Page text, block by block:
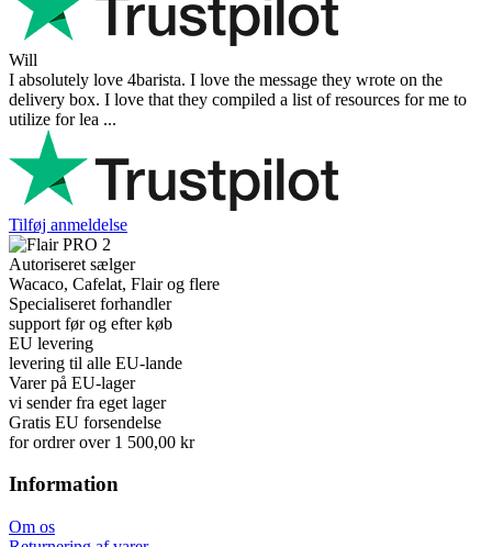
Will
I absolutely love 4barista. I love the message they wrote on the
delivery box. I love that they compiled a list of resources for me to
utilize for lea ...
Tilføj anmeldelse
Autoriseret sælger
Wacaco, Cafelat, Flair og flere
Specialiseret forhandler
support før og efter køb
EU levering
levering til alle EU-lande
Varer på EU-lager
vi sender fra eget lager
Gratis EU forsendelse
for ordrer over 1 500,00 kr
Information
Om os